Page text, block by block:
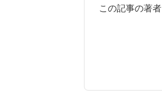
この記事の著者